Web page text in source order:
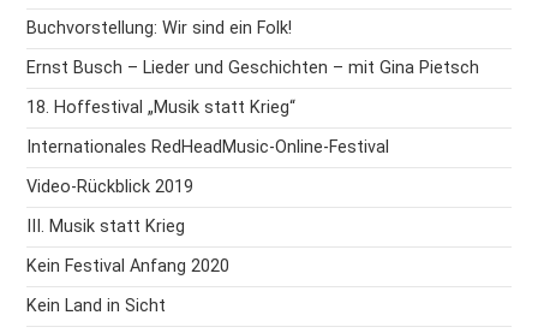
Buchvorstellung: Wir sind ein Folk!
Ernst Busch – Lieder und Geschichten – mit Gina Pietsch
18. Hoffestival „Musik statt Krieg“
Internationales RedHeadMusic-Online-Festival
Video-Rückblick 2019
III. Musik statt Krieg
Kein Festival Anfang 2020
Kein Land in Sicht